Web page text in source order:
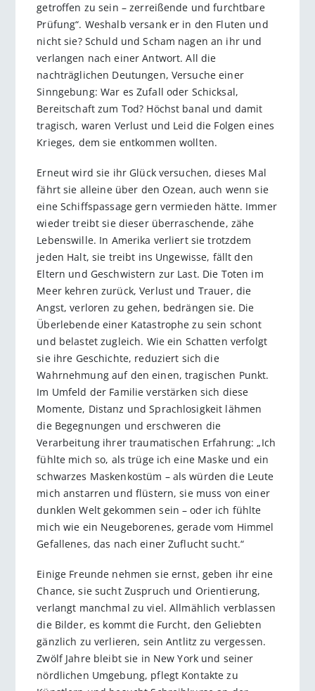
getroffen zu sein – zerreißende und furchtbare
Prüfung“. Weshalb versank er in den Fluten und
nicht sie? Schuld und Scham nagen an ihr und
verlangen nach einer Antwort. All die
nachträglichen Deutungen, Versuche einer
Sinngebung: War es Zufall oder Schicksal,
Bereitschaft zum Tod? Höchst banal und damit
tragisch, waren Verlust und Leid die Folgen eines
Krieges, dem sie entkommen wollten.
Erneut wird sie ihr Glück versuchen, dieses Mal
fährt sie alleine über den Ozean, auch wenn sie
eine Schiffspassage gern vermieden hätte. Immer
wieder treibt sie dieser überraschende, zähe
Lebenswille. In Amerika verliert sie trotzdem
jeden Halt, sie treibt ins Ungewisse, fällt den
Eltern und Geschwistern zur Last. Die Toten im
Meer kehren zurück, Verlust und Trauer, die
Angst, verloren zu gehen, bedrängen sie. Die
Überlebende einer Katastrophe zu sein schont
und belastet zugleich. Wie ein Schatten verfolgt
sie ihre Geschichte, reduziert sich die
Wahrnehmung auf den einen, tragischen Punkt.
Im Umfeld der Familie verstärken sich diese
Momente, Distanz und Sprachlosigkeit lähmen
die Begegnungen und erschweren die
Verarbeitung ihrer traumatischen Erfahrung: „Ich
fühlte mich so, als trüge ich eine Maske und ein
schwarzes Maskenkostüm – als würden die Leute
mich anstarren und flüstern, sie muss von einer
dunklen Welt gekommen sein – oder ich fühlte
mich wie ein Neugeborenes, gerade vom Himmel
Gefallenes, das nach einer Zuflucht sucht.“
Einige Freunde nehmen sie ernst, geben ihr eine
Chance, sie sucht Zuspruch und Orientierung,
verlangt manchmal zu viel. Allmählich verblassen
die Bilder, es kommt die Furcht, den Geliebten
gänzlich zu verlieren, sein Antlitz zu vergessen.
Zwölf Jahre bleibt sie in New York und seiner
nördlichen Umgebung, pflegt Kontakte zu